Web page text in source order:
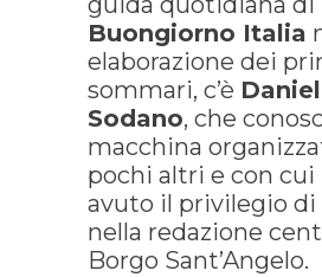
Buongiorno Italia
elaborazione dei
sommari, c’è
Sodano, che
macchina
pochi altri e con cui
avuto il privilegio di
nella redazione
Borgo Sant’Angelo.